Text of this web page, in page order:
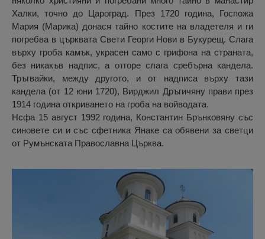
Халки, точно до Цароград. През 1720 година, Госпожа
Мария (Марика) донася тайно костите на владетеля и ги
погребва в църквата Свети Георги Нови в Букурещ. Слага
върху гроба камък, украсен само с грифона на страната,
без никакъв надпис, а отгоре слага сребърна кандела.
Тръгвайки, между другото, и от надписа върху тази
кандела (от 12 юни 1720), Вирджил Дръгичяну прави през
1914 година откриването на гроба на войводата.
Нсфа 15 август 1992 година, Константин Брънковяну със
синовете си и със сфетника Янаке са обявени за светци
от Румънската Православна Църква.